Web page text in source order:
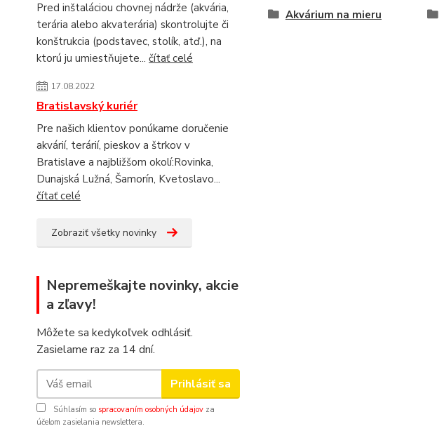
Pred inštaláciou chovnej nádrže (akvária,
terária alebo akvaterária) skontrolujte či
konštrukcia (podstavec, stolík, atď.), na
ktorú ju umiestňujete... čítať celé
17.08.2022
Bratislavský kuriér
Pre našich klientov ponúkame doručenie
akvárií, terárií, pieskov a štrkov v
Bratislave a najbližšom okolí:Rovinka,
Dunajská Lužná, Šamorín, Kvetoslavo...
čítať celé
Zobraziť všetky novinky
Nepremeškajte novinky, akcie
a zľavy!
Môžete sa kedykoľvek odhlásiť.
Zasielame raz za 14 dní.
Prihlásiť sa
Súhlasím so spracovaním osobných údajov za
účelom zasielania newslettera.
Akvárium na mieru